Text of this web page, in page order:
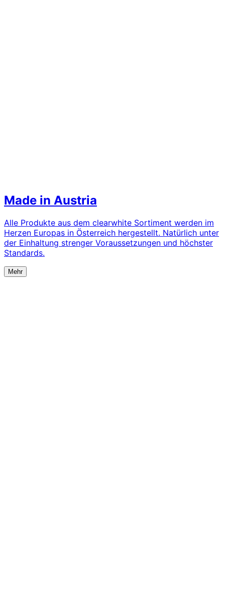
Made in Austria
Alle Produkte aus dem clearwhite Sortiment werden im
Herzen Europas in Österreich hergestellt. Natürlich unter
der Einhaltung strenger Voraussetzungen und höchster
Standards.
Mehr